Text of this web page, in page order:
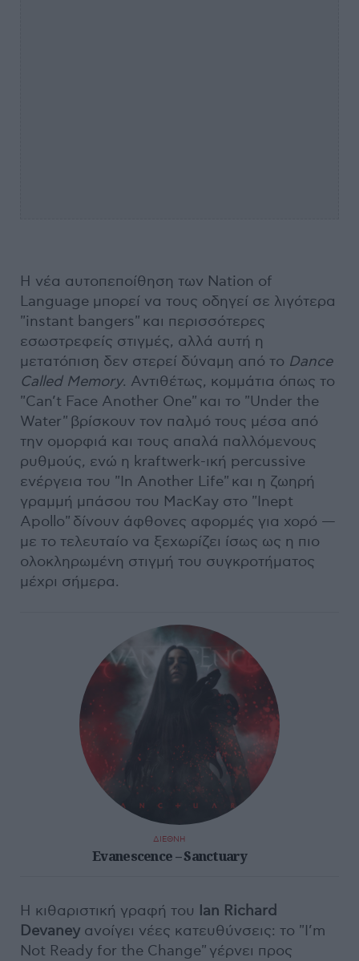
Η νέα αυτοπεποίθηση των Nation of
Language μπορεί να τους οδηγεί σε λιγότερα
"instant bangers" και περισσότερες
εσωστρεφείς στιγμές, αλλά αυτή η
μετατόπιση δεν στερεί δύναμη από το Dance
Called Memory. Αντιθέτως, κομμάτια όπως το
"Can’t Face Another One" και το "Under the
Water" βρίσκουν τον παλμό τους μέσα από
την ομορφιά και τους απαλά παλλόμενους
ρυθμούς, ενώ η kraftwerk-ική percussive
ενέργεια του "In Another Life" και η ζωηρή
γραμμή μπάσου του MacKay στο "Inept
Apollo" δίνουν άφθονες αφορμές για χορό —
με το τελευταίο να ξεχωρίζει ίσως ως η πιο
ολοκληρωμένη στιγμή του συγκροτήματος
μέχρι σήμερα.
ΔΙΕΘΝΗ
Evanescence – Sanctuary
Η κιθαριστική γραφή του
Ian Richard
Devaney ανοίγει νέες κατευθύνσεις: το "I’m
Not Ready for the Change" γέρνει προς